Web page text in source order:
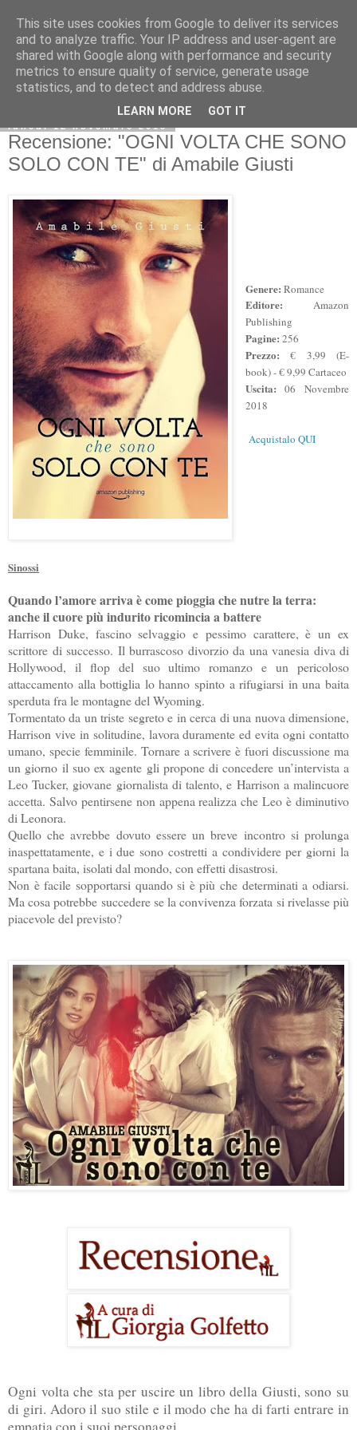
lunedì 12 novembre 2018
Recensione: "OGNI VOLTA CHE SONO
SOLO CON TE" di Amabile Giusti
Genere: Romance
Editore: Amazon
Publishing
Pagine: 256
Prezzo:€ 3,99 (E-
book) - € 9,99 Cartaceo
Uscita:06 Novembre
2018
Acquistalo QUI
Sinossi
Quando l’amore arriva è come pioggia che nutre la terra:
anche il cuore più indurito ricomincia a battere
Harrison Duke, fascino selvaggio e pessimo carattere, è un ex
scrittore di successo. Il burrascoso divorzio da una vanesia diva di
Hollywood, il flop del suo ultimo romanzo e un pericoloso
attaccamento alla bottiglia lo hanno spinto a rifugiarsi in una baita
sperduta fra le montagne del Wyoming.
Tormentato da un triste segreto e in cerca di una nuova dimensione,
Harrison vive in solitudine, lavora duramente ed evita ogni contatto
umano, specie femminile. Tornare a scrivere è fuori discussione ma
un giorno il suo ex agente gli propone di concedere un’intervista a
Leo Tucker, giovane giornalista di talento, e Harrison a malincuore
accetta. Salvo pentirsene non appena realizza che Leo è diminutivo
di Leonora.
Quello che avrebbe dovuto essere un breve incontro si prolunga
inaspettatamente, e i due sono costretti a condividere per giorni la
spartana baita, isolati dal mondo, con effetti disastrosi.
Non è facile sopportarsi quando si è più che determinati a odiarsi.
Ma cosa potrebbe succedere se la convivenza forzata si rivelasse più
piacevole del previsto?
Ogni volta che sta per uscire un libro della Giusti, sono su
di giri. Adoro il suo stile e il modo che ha di farti entrare in
This site uses cookies from Google to deliver its services
and to analyze traffic. Your IP address and user-agent are
shared with Google along with performance and security
metrics to ensure quality of service, generate usage
statistics, and to detect and address abuse.
LEARN MORE GOT IT